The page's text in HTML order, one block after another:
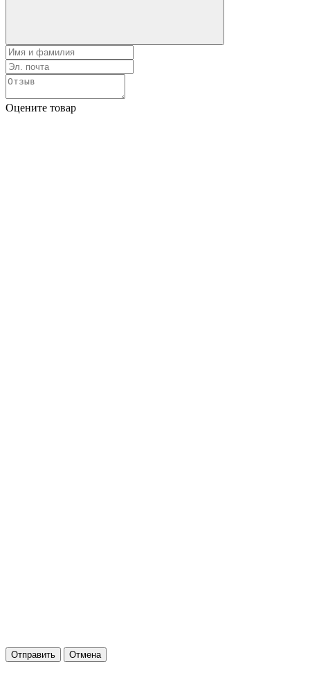
Оцените товар
Отправить Отмена